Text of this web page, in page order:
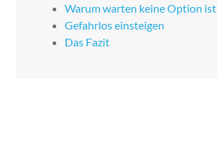
Warum warten keine Option ist
Gefahr­los ein­steigen
Das Faz­it